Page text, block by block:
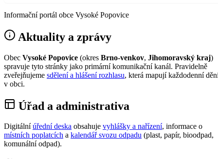
Informační portál obce Vysoké Popovice
Aktuality a zprávy
Obec Vysoké Popovice (okres Brno-venkov, Jihomoravský kraj)
spravuje tyto stránky jako primární komunikační kanál. Pravidelně
zveřejňujeme sdělení a hlášení rozhlasu, která mapují každodenní
v obci.
Úřad a administrativa
Digitální úřední deska obsahuje vyhlášky a nařízení, informace o
místních poplatcích a kalendář svozu odpadu (plast, papír, bioodpad,
komunální odpad).